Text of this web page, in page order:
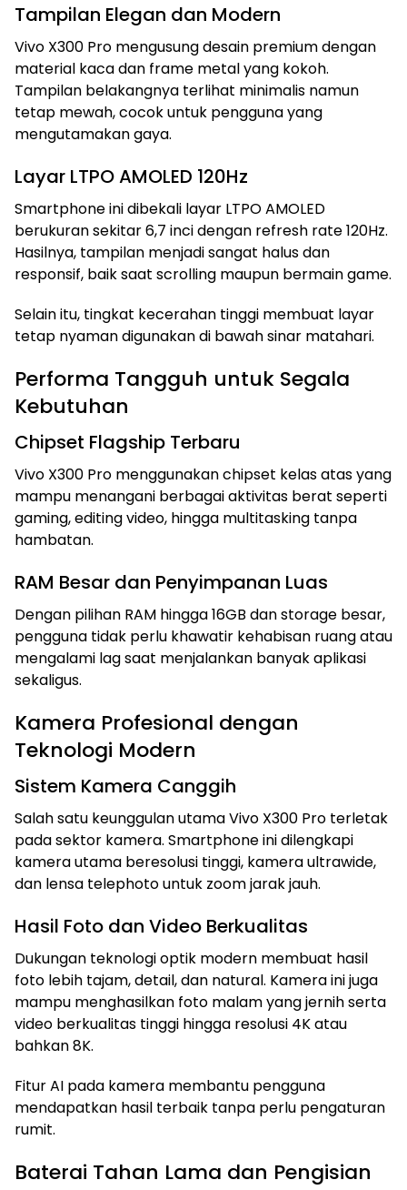
Tampilan Elegan dan Modern
Vivo X300 Pro mengusung desain premium dengan
material kaca dan frame metal yang kokoh.
Tampilan belakangnya terlihat minimalis namun
tetap mewah, cocok untuk pengguna yang
mengutamakan gaya.
Layar LTPO AMOLED 120Hz
Smartphone ini dibekali layar LTPO AMOLED
berukuran sekitar 6,7 inci dengan refresh rate 120Hz.
Hasilnya, tampilan menjadi sangat halus dan
responsif, baik saat scrolling maupun bermain game.
Selain itu, tingkat kecerahan tinggi membuat layar
tetap nyaman digunakan di bawah sinar matahari.
Performa Tangguh untuk Segala
Kebutuhan
Chipset Flagship Terbaru
Vivo X300 Pro menggunakan chipset kelas atas yang
mampu menangani berbagai aktivitas berat seperti
gaming, editing video, hingga multitasking tanpa
hambatan.
RAM Besar dan Penyimpanan Luas
Dengan pilihan RAM hingga 16GB dan storage besar,
pengguna tidak perlu khawatir kehabisan ruang atau
mengalami lag saat menjalankan banyak aplikasi
sekaligus.
Kamera Profesional dengan
Teknologi Modern
Sistem Kamera Canggih
Salah satu keunggulan utama Vivo X300 Pro terletak
pada sektor kamera. Smartphone ini dilengkapi
kamera utama beresolusi tinggi, kamera ultrawide,
dan lensa telephoto untuk zoom jarak jauh.
Hasil Foto dan Video Berkualitas
Dukungan teknologi optik modern membuat hasil
foto lebih tajam, detail, dan natural. Kamera ini juga
mampu menghasilkan foto malam yang jernih serta
video berkualitas tinggi hingga resolusi 4K atau
bahkan 8K.
Fitur AI pada kamera membantu pengguna
mendapatkan hasil terbaik tanpa perlu pengaturan
rumit.
Baterai Tahan Lama dan Pengisian